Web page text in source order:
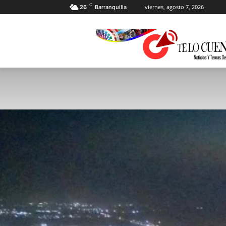
26 C Barranquilla viernes, agosto 7, 2026